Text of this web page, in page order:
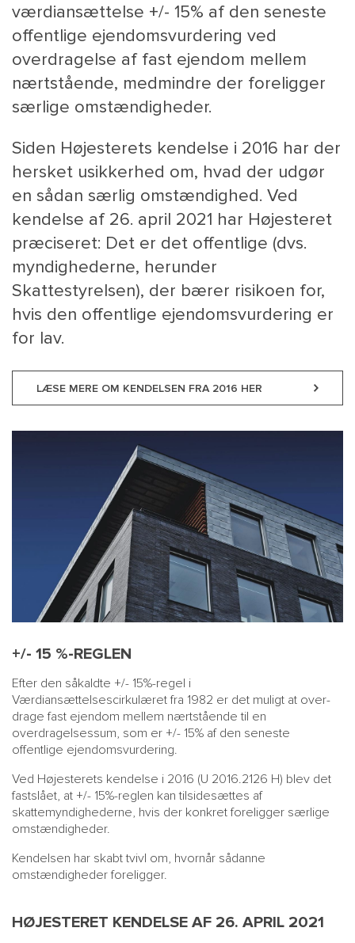
MENU
SMALL
værdiansættelse +/- 15% af den seneste
offentlige ejendomsvurdering ved
overdragelse af fast ejendom mellem
nærtstående, medmindre der foreligger
særlige omstændigheder.
Siden Højesterets kendelse i 2016 har der
hersket usikkerhed om, hvad der udgør
en sådan særlig omstændighed. Ved
kendelse af 26. april 2021 har Højesteret
præciseret: Det er det offentlige (dvs.
myndighederne, herunder
Skattestyrelsen), der bærer risikoen for,
hvis den offentlige ejendomsvurdering er
for lav.
LÆSE MERE OM KENDELSEN FRA 2016 HER
+/- 15 %-REGLEN
Efter den såkaldte +/- 15%-regel i
Værdiansættelsescirkulæret fra 1982 er det muligt at over-
drage fast ejendom mellem nærtstående til en
overdragelsessum, som er +/- 15% af den seneste
offentlige ejendomsvurdering.
Ved Højesterets kendelse i 2016 (U 2016.2126 H) blev det
fastslået, at +/- 15%-reglen kan tilsidesættes af
skattemyndighederne, hvis der konkret foreligger særlige
omstændigheder.
Kendelsen har skabt tvivl om, hvornår sådanne
omstændigheder foreligger.
HØJESTERET KENDELSE AF 26. APRIL 2021